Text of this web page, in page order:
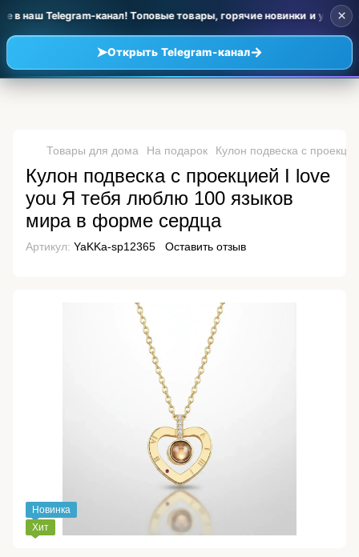
в наш Telegram-канал! Топовые товары, горячие новинки и
➤Открыть Telegram-канал→
×
Товары для дома На подарок Кулон подвеска с
Кулон подвеска с проекцией I love
you Я тебя люблю 100 языков
мира в форме сердца
Артикул: YaKKa-sp12365 Оставить отзыв
Новинка
Хит